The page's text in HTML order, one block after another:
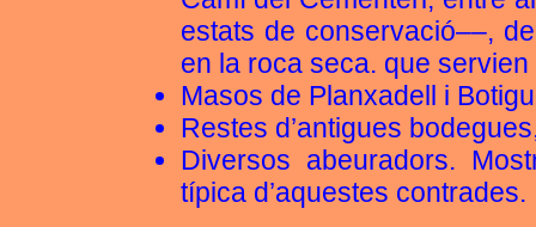
estats de conservació––,
en la roca seca. que
Masos de Planxadell i
Restes d’antigues
Diversos abeuradors.
típica d’aquestes contrades.